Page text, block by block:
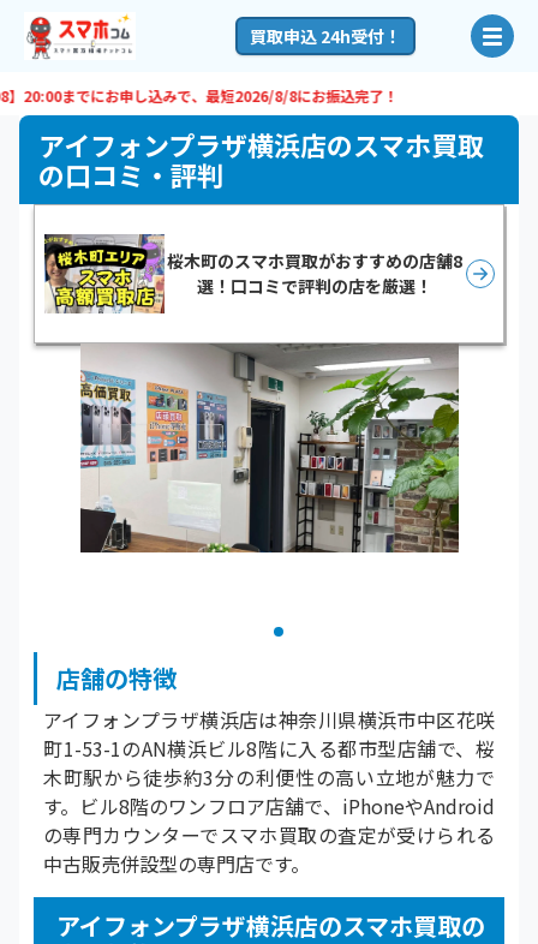
買取申込 24h受付！
までにお申し込みで、最短2026/8/8にお振込完了！
アイフォンプラザ横浜店のスマホ買取
の口コミ・評判
店舗の特徴
アイフォンプラザ横浜店は神奈川県横浜市中区花咲
町1-53-1のAN横浜ビル8階に入る都市型店舗で、桜
木町駅から徒歩約3分の利便性の高い立地が魅力で
す。ビル8階のワンフロア店舗で、iPhoneやAndroid
の専門カウンターでスマホ買取の査定が受けられる
中古販売併設型の専門店です。
桜木町のスマホ買取がおすすめの店舗8
選！口コミで評判の店を厳選！
アイフォンプラザ横浜店のスマホ買取の